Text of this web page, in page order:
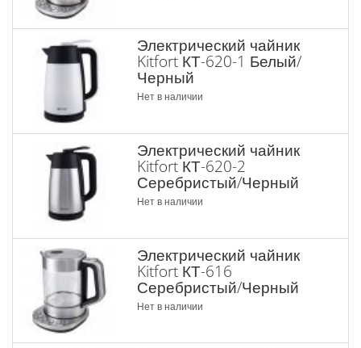
Электрический чайник
Kitfort КТ-620-1 Белый/
Черный
Нет в наличии
Электрический чайник
Kitfort КТ-620-2
Серебристый/Черный
Нет в наличии
Электрический чайник
Kitfort КТ-616
Серебристый/Черный
Нет в наличии